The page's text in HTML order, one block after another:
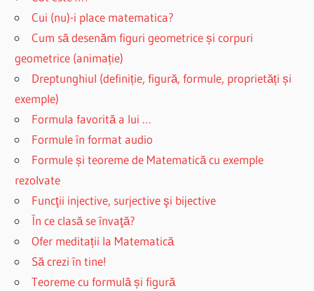
Cui (nu)-i place matematica?
Cum să desenăm figuri geometrice și corpuri
geometrice (animație)
Dreptunghiul (definiție, figură, formule, proprietăți și
exemple)
Formula favorită a lui …
Formule în format audio
Formule și teoreme de Matematică cu exemple
rezolvate
Funcţii injective, surjective şi bijective
În ce clasă se învaţă?
Ofer meditații la Matematică
Să crezi în tine!
Teoreme cu formulă și figură